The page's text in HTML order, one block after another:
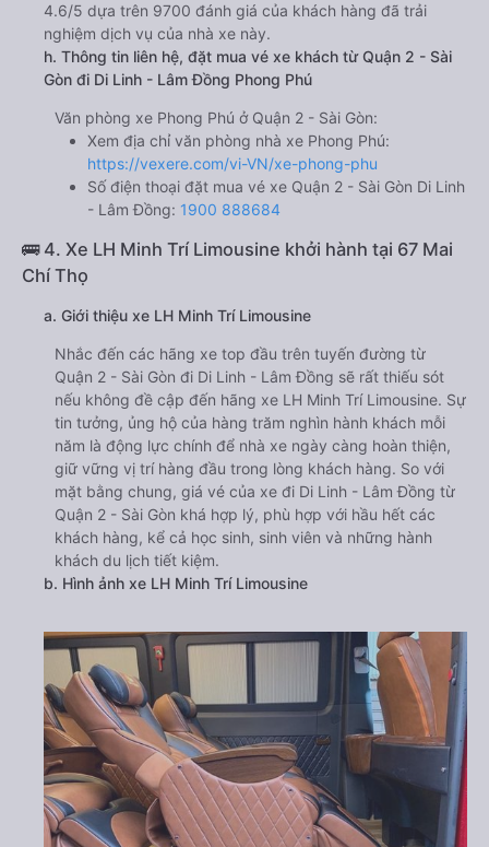
4.6/5 dựa trên 9700 đánh giá của khách hàng đã trải
nghiệm dịch vụ của nhà xe này.
h. Thông tin liên hệ, đặt mua vé xe khách từ Quận 2 - Sài
Gòn đi Di Linh - Lâm Đồng Phong Phú
Văn phòng xe Phong Phú ở Quận 2 - Sài Gòn:
Xem địa chỉ văn phòng nhà xe Phong Phú:
https://vexere.com/vi-VN/xe-phong-phu
Số điện thoại đặt mua vé xe Quận 2 - Sài Gòn Di Linh
- Lâm Đồng: 1900 888684
🚌 4. Xe LH Minh Trí Limousine khởi hành tại 67 Mai
Chí Thọ
a. Giới thiệu xe LH Minh Trí Limousine
Nhắc đến các hãng xe top đầu trên tuyến đường từ
Quận 2 - Sài Gòn đi Di Linh - Lâm Đồng sẽ rất thiếu sót
nếu không đề cập đến hãng xe LH Minh Trí Limousine. Sự
tin tưởng, ủng hộ của hàng trăm nghìn hành khách mỗi
năm là động lực chính để nhà xe ngày càng hoàn thiện,
giữ vững vị trí hàng đầu trong lòng khách hàng. So với
mặt bằng chung, giá vé của xe đi Di Linh - Lâm Đồng từ
Quận 2 - Sài Gòn khá hợp lý, phù hợp với hầu hết các
khách hàng, kể cả học sinh, sinh viên và những hành
khách du lịch tiết kiệm.
b. Hình ảnh xe LH Minh Trí Limousine